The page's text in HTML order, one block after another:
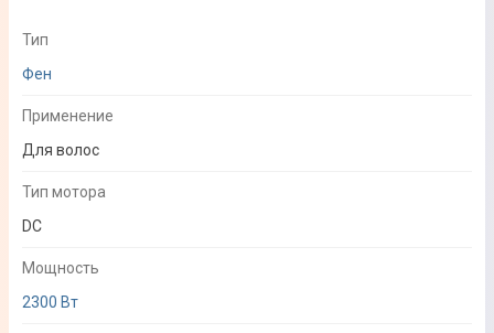
Тип
Фен
Применение
Для волос
Тип мотора
DC
Мощность
2300 Вт